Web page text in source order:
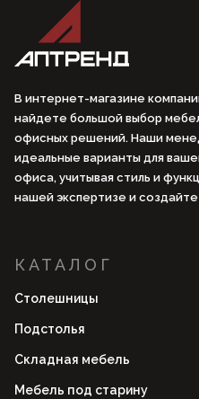
В интернет-магазине
найдете большой выбор
офисных решений. Наши
идеальные варианты для
офиса, учитывая стиль и
нашей экспертизе и
КАТАЛОГ
Столешницы
Подстолья
Складная мебель
Мебель под старину